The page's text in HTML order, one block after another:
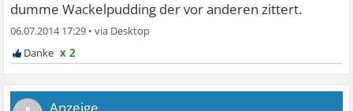
dumme Wackelpudding der vor anderen zittert.
06.07.2014 17:29 •
x 2